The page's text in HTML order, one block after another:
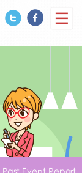
Past Event Report